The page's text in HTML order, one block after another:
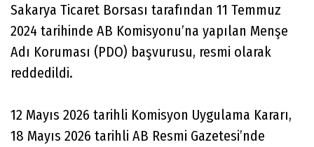
Sakarya Ticaret Borsası tarafından 11 Temmuz
2024 tarihinde AB Komisyonu’na yapılan Menşe
Adı Koruması (PDO) başvurusu, resmi olarak
reddedildi.
12 Mayıs 2026 tarihli Komisyon Uygulama Kararı,
18 Mayıs 2026 tarihli AB Resmi Gazetesi’nde